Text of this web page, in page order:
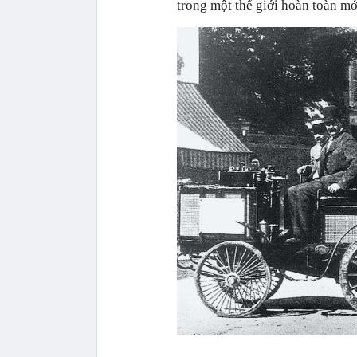
trong một thế giới hoàn toàn